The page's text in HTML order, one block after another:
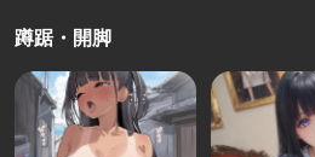
蹲踞・開脚